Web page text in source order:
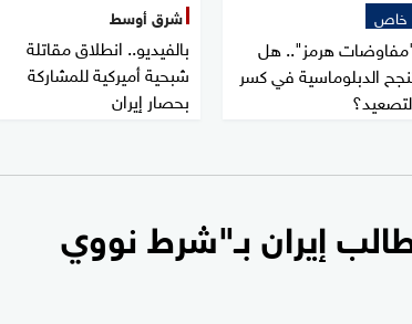
خاص
هرمز".. هل
الدبلوماسية في كسر
شرق أوسط
بالفيديو.. انطلاق مقاتلة
شبحية أميركية للمشاركة
بحصار إيران
إيران بـ"شرط نووي